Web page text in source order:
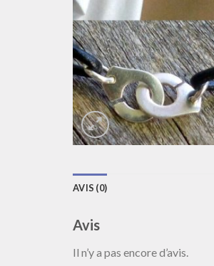
AVIS (0)
Avis
Il n’y a pas encore d’avis.